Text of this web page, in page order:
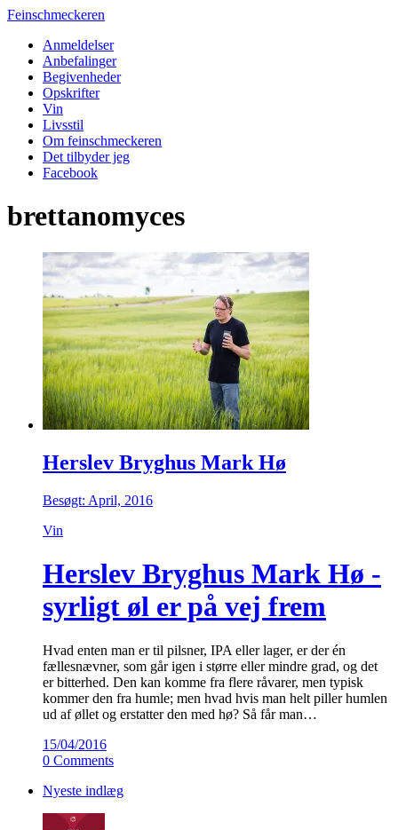
Feinschmeckeren
Anmeldelser
Anbefalinger
Begivenheder
Opskrifter
Vin
Livsstil
Om feinschmeckeren
Det tilbyder jeg
Facebook
brettanomyces
Herslev Bryghus Mark Hø
Besøgt: April, 2016
Vin
Herslev Bryghus Mark Hø -
syrligt øl er på vej frem
Hvad enten man er til pilsner, IPA eller lager, er der én
fællesnævner, som går igen i større eller mindre grad, og det
er bitterhed. Den kan komme fra flere råvarer, men typisk
kommer den fra humle; men hvad hvis man helt piller humlen
ud af øllet og erstatter den med hø? Så får man…
15/04/2016
0 Comments
Nyeste indlæg